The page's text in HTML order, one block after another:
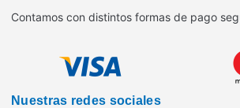
Contamos con distintos formas de pago
Nuestras redes sociales